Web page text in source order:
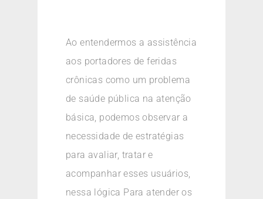
Ao entendermos a assistência
aos portadores de feridas
crônicas como um problema
de saúde pública na atenção
básica, podemos observar a
necessidade de estratégias
para avaliar, tratar e
acompanhar esses usuários,
nessa lógica Para atender os